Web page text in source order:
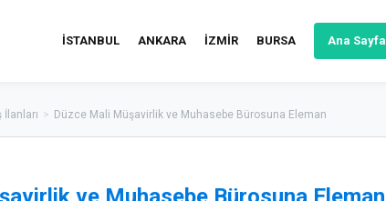
İSTANBUL ANKARA İZMİR BURSA Ana Sayfa
İlanları > Düzce Mali Müşavirlik ve Muhasebe Bürosuna Eleman